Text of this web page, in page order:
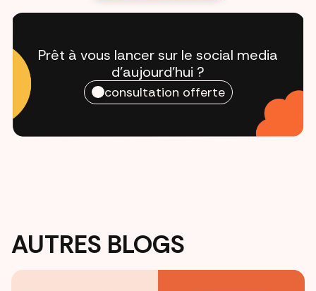
Prêt à vous lancer sur le social media
d'aujourd'hui ?
consultation offerte
AUTRES BLOGS